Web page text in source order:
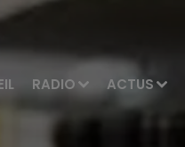
RADIO ACTUS